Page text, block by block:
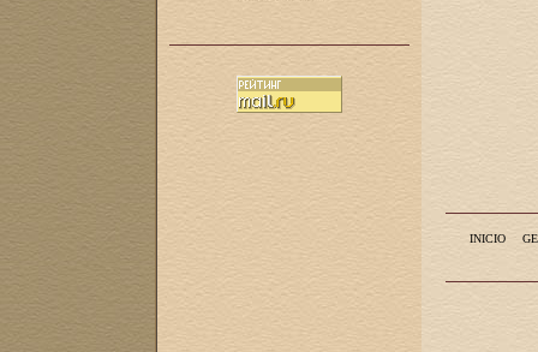
INICIO